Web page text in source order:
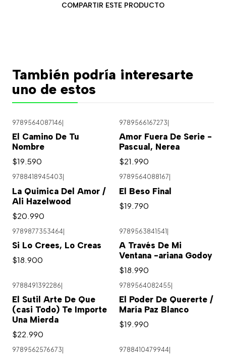
COMPARTIR ESTE PRODUCTO
También podría interesarte
uno de estos
9789564087146
El Camino De Tu
Nombre
$19.590
9789566167273
Amor Fuera De Serie -
Pascual, Nerea
$21.990
9788418945403
La Quimica Del Amor /
Ali Hazelwood
$20.990
9789564088167
El Beso Final
$19.790
9789877353464|
Si Lo Crees, Lo Creas
$18.900
9789563841541|
A Través De Mi
Ventana -ariana Godoy
$18.990
9788491392286
El Sutil Arte De Que
(casi Todo) Te Importe
Una Mierda
$22.990
9789564082455
El Poder De Quererte /
María Paz Blanco
$19.990
9789562576673 9788410479944